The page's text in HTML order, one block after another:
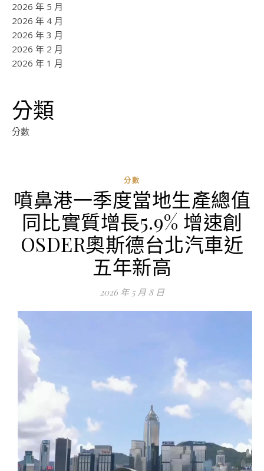
2026 年 5 月
2026 年 4 月
2026 年 3 月
2026 年 2 月
2026 年 1 月
分類
分數
分數
噴鼻港一季度當地生產總值
同比實質增長5.9% 增速創
OSDER奧斯德台北汽車近
五年新高
2026 年 5 月 8 日